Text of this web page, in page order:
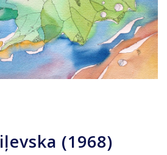
(1968)